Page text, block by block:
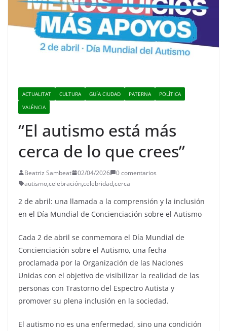
ACTUALITAT CULTURA GUÍA CIUDAD PATERNA
POLÍTICA
VALÈNCIA
“El autismo está más
cerca de lo que crees”
Beatriz Sambeat 02/04/2026
0 comentarios
autismo,celebración,celebridad,cerca
2 de abril: una llamada a la comprensión y la inclusión
en el Día Mundial de Concienciación sobre el Autismo
Cada 2 de abril se conmemora el Día Mundial de
Concienciación sobre el Autismo, una fecha
proclamada por la Organización de las Naciones
Unidas con el objetivo de visibilizar la realidad de las
personas con Trastorno del Espectro Autista y
promover su plena inclusión en la sociedad.
El autismo no es una enfermedad, sino una condición